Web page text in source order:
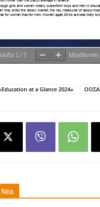
1 / 7 Μεγέθυνση
at a Glance 2024» ΟΟΣΑ
Νέα